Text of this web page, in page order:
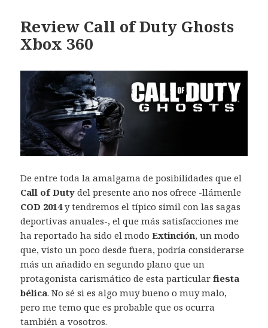
Review Call of Duty Ghosts
Xbox 360
De entre toda la amalgama de posibilidades que el
Call of Duty del presente año nos ofrece -llámenle
COD 2014y tendremos el típico simil con las sagas
deportivas anuales-, el que más satisfacciones me
ha reportado ha sido el modoExtinción, un modo
que, visto un poco desde fuera, podría considerarse
más un añadido en segundo plano que un
protagonista carismático de esta particularfiesta
bélica. No sé si es algo muy bueno o muy malo,
pero me temo que es probable que os ocurra
también a vosotros.